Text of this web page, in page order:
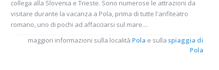
collega alla Slovenia e Trieste. Sono numerose le attrazioni da
visitare durante la vacanza a Pola, prima di tutte l'anfiteatro
romano, uno di pochi ad affacciarsi sul mare....
maggiori informazioni sulla località Pola e sulla spiaggia di
Pola